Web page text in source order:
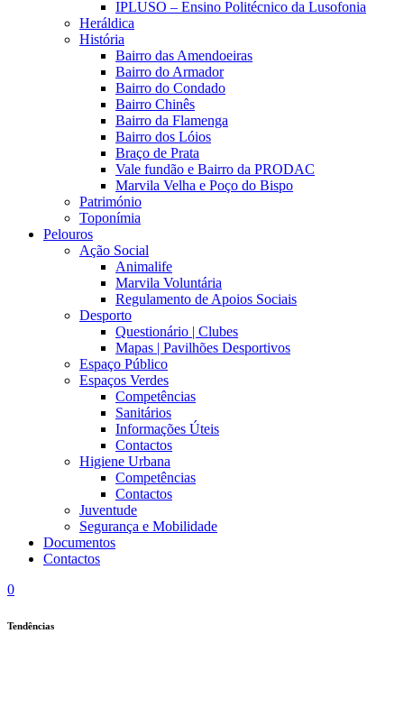
IPLUSO – Ensino Politécnico da Lusofonia
Heráldica
História
Bairro das Amendoeiras
Bairro do Armador
Bairro do Condado
Bairro Chinês
Bairro da Flamenga
Bairro dos Lóios
Braço de Prata
Vale fundão e Bairro da PRODAC
Marvila Velha e Poço do Bispo
Património
Toponímia
Pelouros
Ação Social
Animalife
Marvila Voluntária
Regulamento de Apoios Sociais
Desporto
Questionário | Clubes
Mapas | Pavilhões Desportivos
Espaço Público
Espaços Verdes
Competências
Sanitários
Informações Úteis
Contactos
Higiene Urbana
Competências
Contactos
Juventude
Segurança e Mobilidade
Documentos
Contactos
0
Tendências